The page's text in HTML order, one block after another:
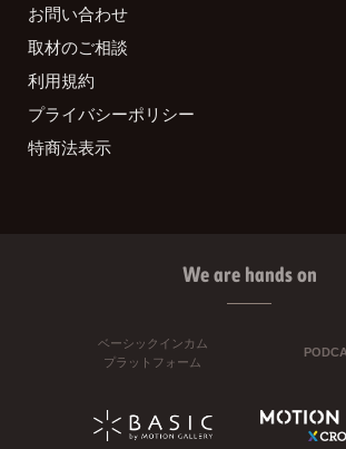
お問い合わせ
取材のご相談
利用規約
プライバシーポリシー
特商法表示
We are hands on
ベーシックインカム
プラットフォーム